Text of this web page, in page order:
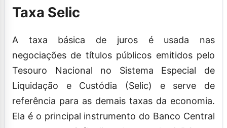
Taxa Selic
A taxa básica de juros é usada nas
negociações de títulos públicos emitidos pelo
Tesouro Nacional no Sistema Especial de
Liquidação e Custódia (Selic) e serve de
referência para as demais taxas da economia.
Ela é o principal instrumento do Banco Central